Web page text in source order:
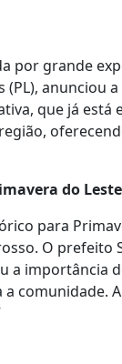
por grande
anunciou
que já
do Leste
para
O
a importância
comunidade.